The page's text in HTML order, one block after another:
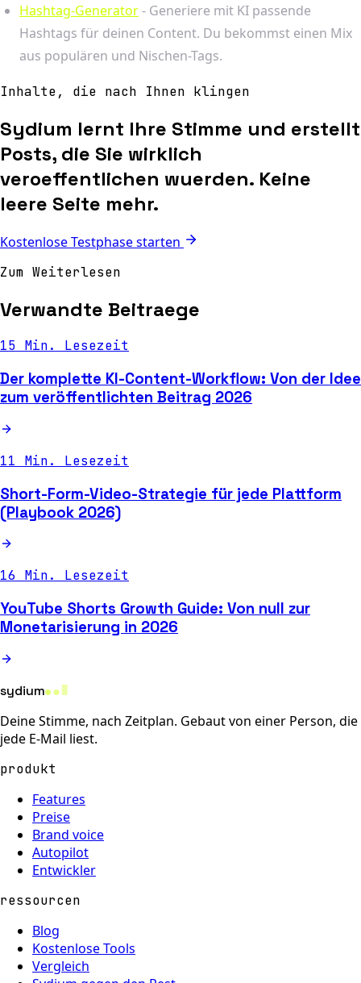
Hashtag-Generator- Generiere mit KI passende
Hashtags für deinen Content. Du bekommst einen Mix
aus populären und Nischen-Tags.
Inhalte, die nach Ihnen klingen
Sydium lernt Ihre Stimme und erstellt
Posts, die Sie wirklich
veroeffentlichen wuerden. Keine
leere Seite mehr.
Kostenlose Testphase starten
Zum Weiterlesen
Verwandte Beitraege
15 Min. Lesezeit
Der komplette KI-Content-Workflow: Von der Idee
zum veröffentlichten Beitrag 2026
11 Min. Lesezeit
Short-Form-Video-Strategie für jede Plattform
(Playbook 2026)
16 Min. Lesezeit
YouTube Shorts Growth Guide: Von null zur
Monetarisierung in 2026
sydium
Deine Stimme, nach Zeitplan. Gebaut von einer Person, die
jede E-Mail liest.
produkt
Features
Preise
Brand voice
Autopilot
Entwickler
ressourcen
Blog
Kostenlose Tools
Vergleich